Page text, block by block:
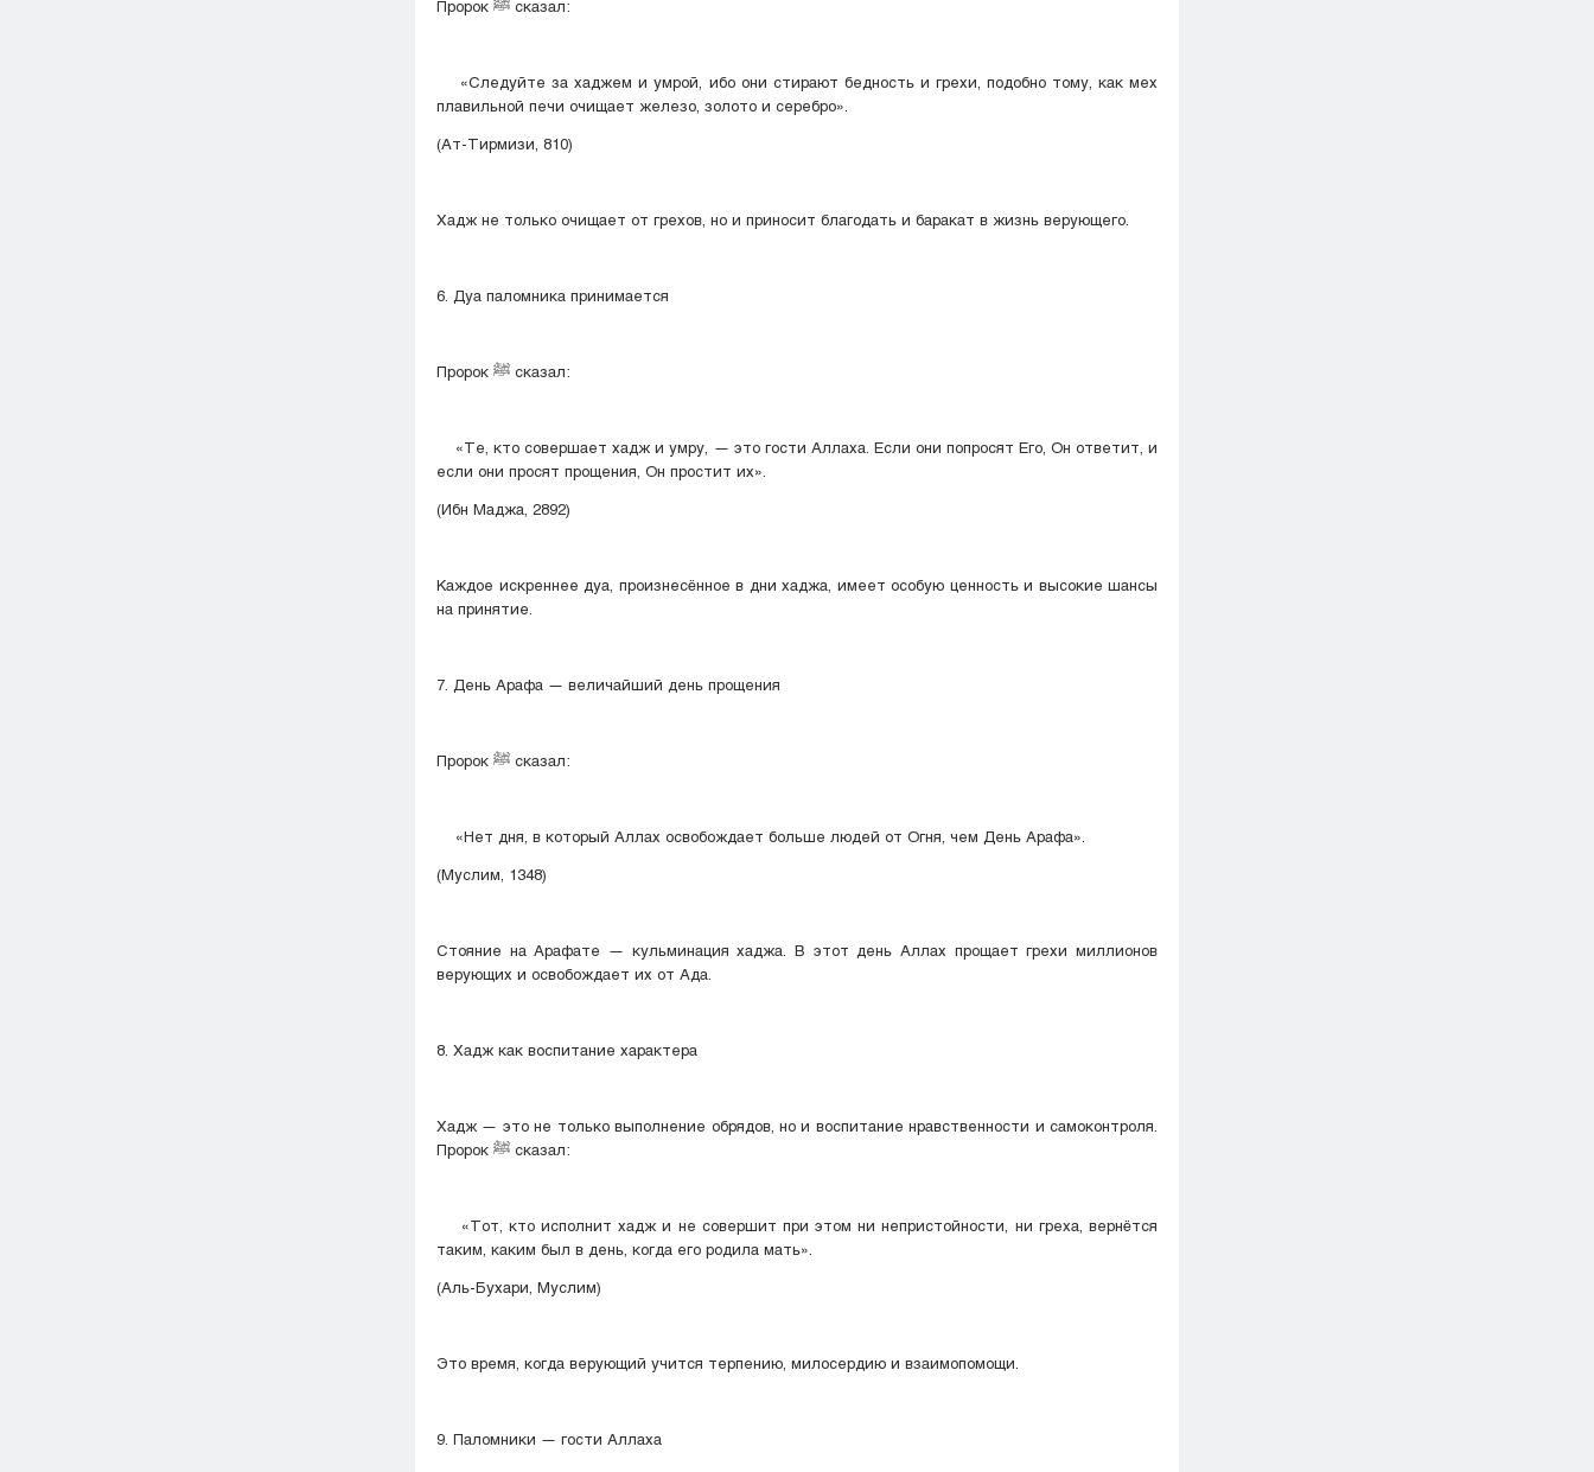
Пророк ﷺ сказал:
«Следуйте за хаджем и умрой, ибо они стирают бедность и грехи, подобно тому, как мех
плавильной печи очищает железо, золото и серебро».
(Ат-Тирмизи, 810)
Хадж не только очищает от грехов, но и приносит благодать и баракат в жизнь верующего.
6. Дуа паломника принимается
Пророк ﷺ сказал:
«Те, кто совершает хадж и умру, — это гости Аллаха. Если они попросят Его, Он ответит, и
если они просят прощения, Он простит их».
(Ибн Маджа, 2892)
Каждое искреннее дуа, произнесённое в дни хаджа, имеет особую ценность и высокие шансы
на принятие.
7. День Арафа — величайший день прощения
Пророк ﷺ сказал:
«Нет дня, в который Аллах освобождает больше людей от Огня, чем День Арафа».
(Муслим, 1348)
Стояние на Арафате — кульминация хаджа. В этот день Аллах прощает грехи миллионов
верующих и освобождает их от Ада.
8. Хадж как воспитание характера
Хадж — это не только выполнение обрядов, но и воспитание нравственности и самоконтроля.
Пророк ﷺ сказал:
«Тот, кто исполнит хадж и не совершит при этом ни непристойности, ни греха, вернётся
таким, каким был в день, когда его родила мать».
(Аль-Бухари, Муслим)
Это время, когда верующий учится терпению, милосердию и взаимопомощи.
9. Паломники — гости Аллаха